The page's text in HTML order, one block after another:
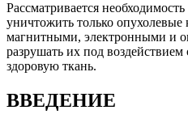
Рассматривается
уничтожить только
магнитными, электронными и
разрушать их под
здоровую ткань.
ВВЕДЕНИЕ